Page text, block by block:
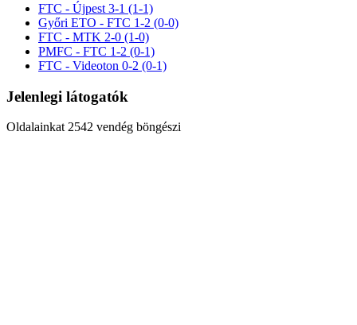
FTC - Újpest 3-1 (1-1)
Győri ETO - FTC 1-2 (0-0)
FTC - MTK 2-0 (1-0)
PMFC - FTC 1-2 (0-1)
FTC - Videoton 0-2 (0-1)
Jelenlegi látogatók
Oldalainkat 2542 vendég böngészi